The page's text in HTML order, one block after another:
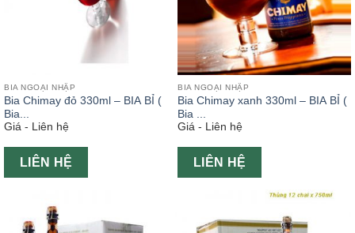
BIA NGOẠI NHẬP
Bia Chimay đỏ 330ml – BIA BỈ (
Bia...
Giá - Liên hệ
LIÊN HỆ
BIA NGOẠI NHẬP
Bia Chimay xanh 330ml – BIA BỈ (
Bia ...
Giá - Liên hệ
LIÊN HỆ